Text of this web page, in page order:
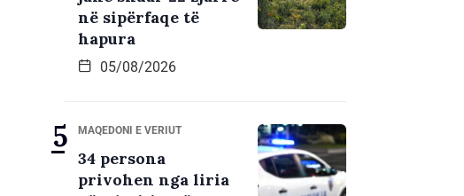
në sipërfaqe të
hapura
05/08/2026
MAQEDONI E VERIUT
34 persona
privohen nga liria